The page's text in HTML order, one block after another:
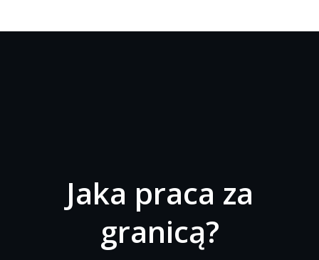
Jaka praca za
granicą?